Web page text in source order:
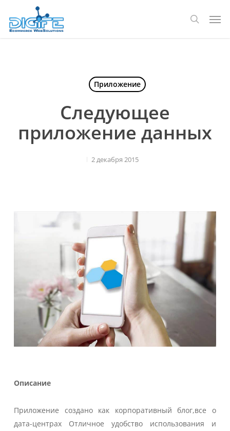
основному
поиск
Приложение
Следующее
приложение данных
2 декабря 2015
Описание
Приложение создано как корпоративный блог,все о
дата-центрахОтличное удобство использования и